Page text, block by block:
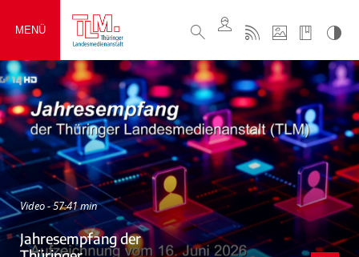
MENÜ
Video - 57:41 min
Jahresempfang der